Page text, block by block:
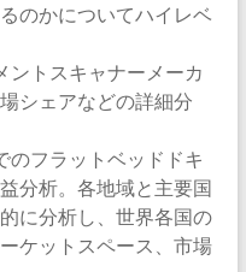
のかについてハイレベ
ントスキャナーメーカ
シェアなどの詳細分
のフラットベッドドキ
分析。各地域と主要国
に分析し、世界各国の
ケットスペース、市場